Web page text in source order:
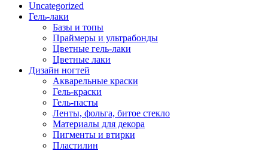
Uncategorized
Гель-лаки
Базы и топы
Праймеры и ультрабонды
Цветные гель-лаки
Цветные лаки
Дизайн ногтей
Акварельные краски
Гель-краски
Гель-пасты
Ленты, фольга, битое стекло
Материалы для декора
Пигменты и втирки
Пластилин